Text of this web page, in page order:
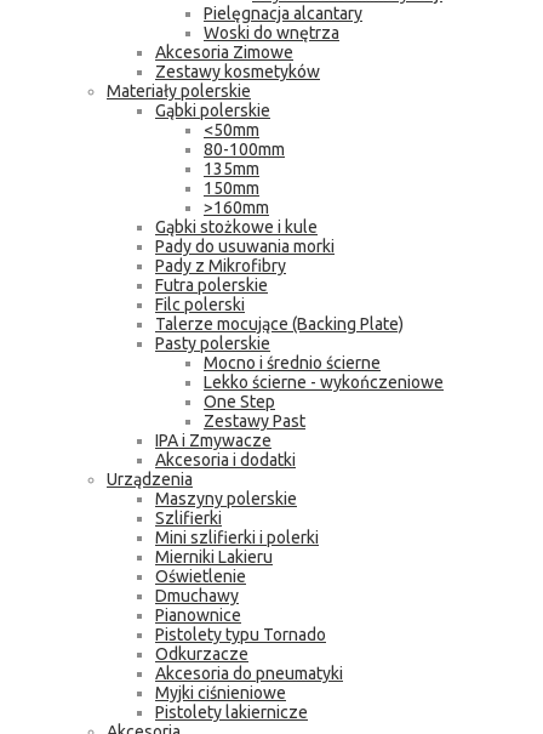
Pielęgnacja alcantary
Woski do wnętrza
Akcesoria Zimowe
Zestawy kosmetyków
Materiały polerskie
Gąbki polerskie
<50mm
80-100mm
135mm
150mm
>160mm
Gąbki stożkowe i kule
Pady do usuwania morki
Pady z Mikrofibry
Futra polerskie
Filc polerski
Talerze mocujące (Backing Plate)
Pasty polerskie
Mocno i średnio ścierne
Lekko ścierne - wykończeniowe
One Step
Zestawy Past
IPA i Zmywacze
Akcesoria i dodatki
Urządzenia
Maszyny polerskie
Szlifierki
Mini szlifierki i polerki
Mierniki Lakieru
Oświetlenie
Dmuchawy
Pianownice
Pistolety typu Tornado
Odkurzacze
Akcesoria do pneumatyki
Myjki ciśnieniowe
Pistolety lakiernicze